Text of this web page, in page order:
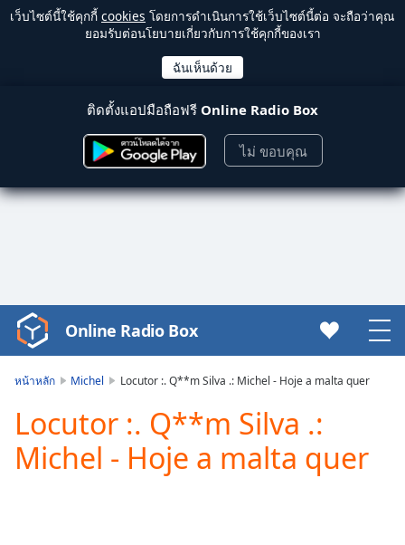
เว็บไซต์นี้ใช้คุกกี้ cookies โดยการดำเนินการใช้เว็บไซต์นี้ต่อ จะถือว่าคุณ
ยอมรับต่อนโยบายเกี่ยวกับการใช้คุกกี้ของเรา
ติดตั้งแอปมือถือฟรี Online Radio Box
ไม่ ขอบคุณ
Video
Player
Play
Video
Play
Online Radio Box
หน้าหลัก Michel Locutor :. Q**m Silva .: Michel - Hoje a malta quer
Locutor :. Q**m Silva .:
Michel - Hoje a malta quer